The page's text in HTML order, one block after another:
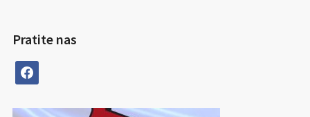
Pratite nas
facebook